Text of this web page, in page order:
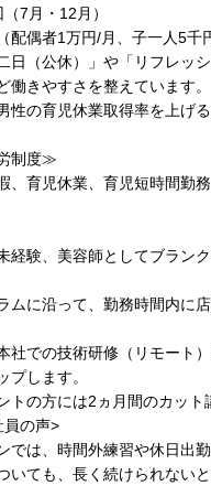
7月・12月）
配偶者1万円/月、子一人5千
日（公休）」や「リフレッ
働きやすさを整えています。
性の育児休業取得率を上げ
制度≫
、育児休業、育児短時間勤
経験、美容師としてブラン
ムに沿って、勤務時間内に
社での技術研修（リモート
プします。
トの方には2ヵ月間のカット
員の声>
では、時間外練習や休日出勤
いても、長く続けられない